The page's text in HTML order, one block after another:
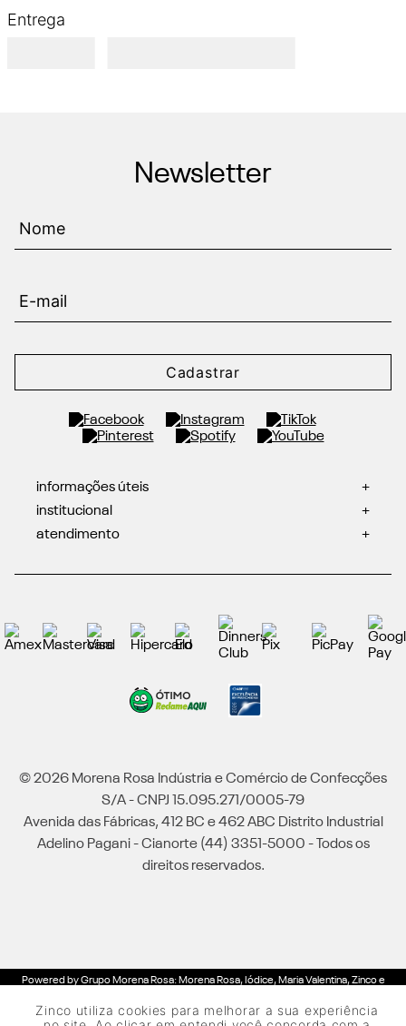
Zinco utiliza cookies para melhorar a sua experiência
Entrega
Newsletter
Cadastrar
informações úteis
+
institucional
+
atendimento
+
© 2026 Morena Rosa Indústria e Comércio de Confecções
S/A - CNPJ 15.095.271/0005-79
Avenida das Fábricas, 412 BC e 462 ABC Distrito Industrial
Adelino Pagani - Cianorte (44) 3351-5000 - Todos os
direitos reservados.
Powered by Grupo Morena Rosa: Morena Rosa, Iódice, Maria Valentina, Zinco e